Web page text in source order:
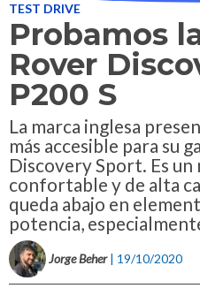
TEST DRIVE
Probamos
Rover
P200 S
La marca inglesa
más accesible para su
Discovery Sport. Es un
confortable y de alta
queda abajo en
potencia,
Jorge Beher | 19/10/2020